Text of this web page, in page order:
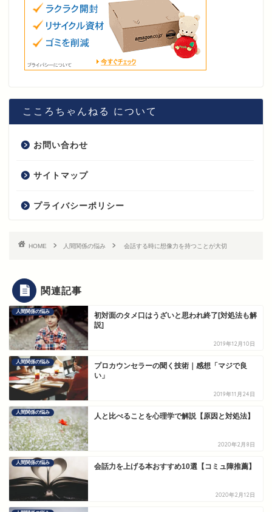
こころちゃんねる について
お問い合わせ
サイトマップ
プライバシーポリシー
HOME 人間関係の悩み 会話する時に想像力を持つことが大切
関連記事
人間関係の悩み
初対面のタメ口はうざいと思われ終了[対処法も解
説]
2019年12月10日
人間関係の悩み
プロカウンセラーの聞く技術｜感想「マジで良
い」
2019年11月24日
人間関係の悩み 人と比べることを心理学で解説【原因と対処法】
2020年2月8日
人間関係の悩み 会話力を上げる本おすすめ10選【コミュ障推薦】
2020年2月12日